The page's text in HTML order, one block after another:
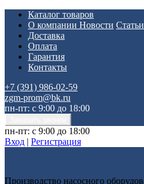
Каталог товаров
О компании Новости Статьи
Доставка
Оплата
Гарантия
Контакты
+7 (391) 986-02-59
zgm-prom@bk.ru
пн-пт: с 9:00 до 18:00
пн-пт: с 9:00 до 18:00
Вход | Регистрация
Производство насосного